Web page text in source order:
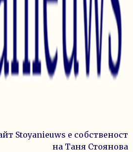
Stoyanieuws е собственост
на Таня Стоянова